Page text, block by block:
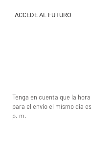
ACCEDE AL FUTURO
Tenga en cuenta que la
para el envío el mismo día
p. m.